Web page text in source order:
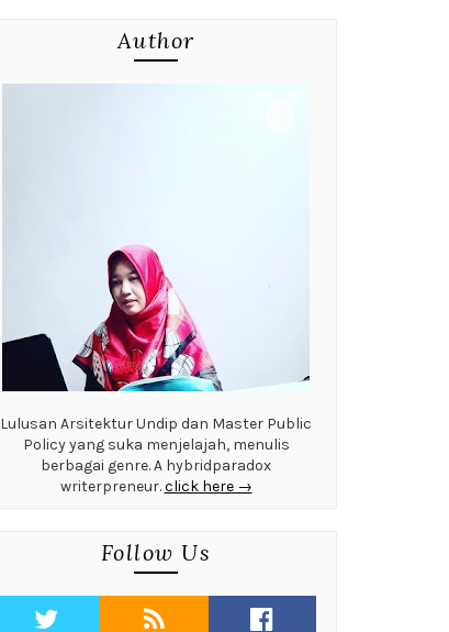
Author
Lulusan Arsitektur Undip dan Master Public
Policy yang suka menjelajah, menulis
berbagai genre. A hybridparadox
writerpreneur.click here →
Follow Us